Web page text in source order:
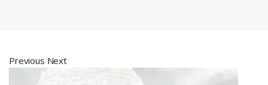
Previous Next